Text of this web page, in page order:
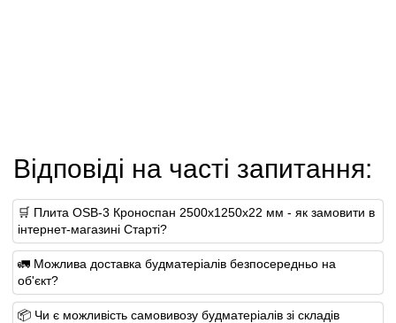
Відповіді на часті запитання:
🛒 Плита OSB-3 Кроноспан 2500х1250х22 мм - як замовити в
інтернет-магазині Старті?
🚛 Можлива доставка будматеріалів безпосередньо на
об'єкт?
📦 Чи є можливість самовивозу будматеріалів зі складів